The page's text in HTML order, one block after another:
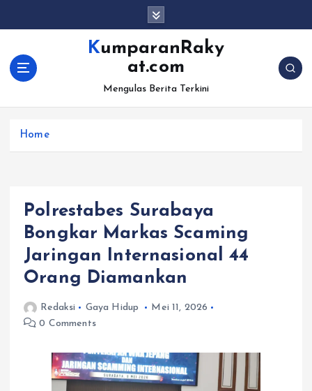
KumparanRaky
at.com
Mengulas Berita Terkini
Home
Polrestabes Surabaya
Bongkar Markas Scaming
Jaringan Internasional 44
Orang Diamankan
Redaksi Gaya Hidup
Mei 11, 2026
0 Comments